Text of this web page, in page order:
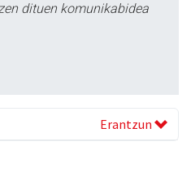
dituen komunikabidea
Erantzun